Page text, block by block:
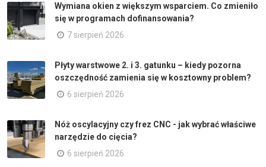
Wymiana okien z większym wsparciem. Co zmieniło
się w programach dofinansowania?
7 sierpień 2026
Płyty warstwowe 2. i 3. gatunku – kiedy pozorna
oszczędność zamienia się w kosztowny problem?
6 sierpień 2026
Nóż oscylacyjny czy frez CNC - jak wybrać właściwe
narzędzie do cięcia?
6 sierpień 2026